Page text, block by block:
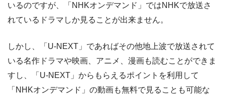
いるのですが、「NHKオンデマンド」ではNHKで放送さ
れているドラマしか見ることが出来ません。
しかし、「U-NEXT」であればその他地上波で放送されて
いる名作ドラマや映画、アニメ、漫画も読むことができま
すし、「U-NEXT」からもらえるポイントを利用して
「NHKオンデマンド」の動画も無料で見ることも可能な